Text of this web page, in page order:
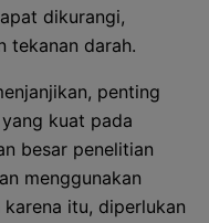
dikurangi,
tekanan darah.
penting
kuat pada
besar penelitian
menggunakan
itu, diperlukan